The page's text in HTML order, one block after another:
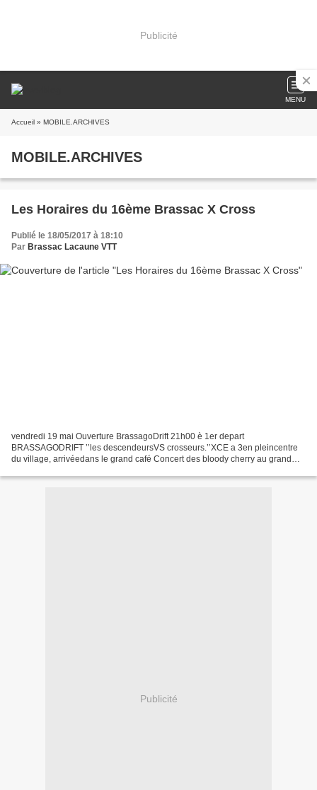
Publicité
MENU
Accueil » MOBILE.ARCHIVES
MOBILE.ARCHIVES
Les Horaires du 16ème Brassac X Cross
Publié le 18/05/2017 à 18:10
Par Brassac Lacaune VTT
vendredi 19 mai Ouverture BrassagoDrift 21h00 è 1er depart
BRASSAGODRIFT ’’les descendeursVS crosseurs.’’XCE a 3en pleincentre
du village, arrivéedans le grand café Concert des bloody cherry au grand
Publicité